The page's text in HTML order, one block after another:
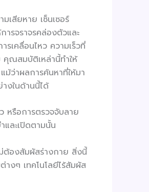
เสียหาย เซ็นเซอร์
รจราจรคล่องตัวและ
เคลื่อนไหว ความเร็วที่
คุณสมบัติเหล่านี้ทำให้
ม้ว่าผลการค้นหาที่ให้มา
งในด้านนี้ได้
หรือการตรวจจับลาย
และเปิดตามนั้น
ม่ต้องสัมผัสร่างกาย สิ่งนี้
งๆ เทคโนโลยีไร้สัมผัส